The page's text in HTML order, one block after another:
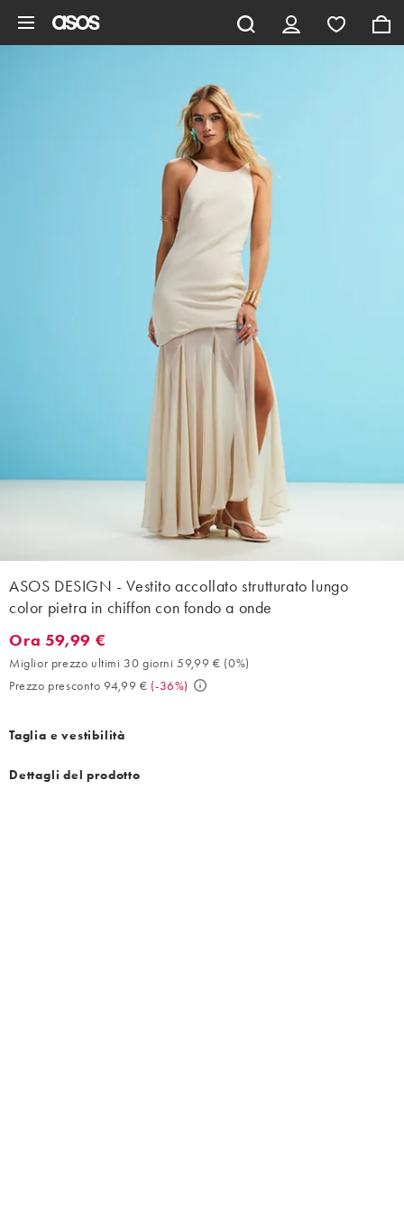
ASOS DESIGN - Vestito accollato strutturato lungo
color pietra in chiffon con fondo a onde
Ora 59,99 €. Miglior prezzo ultimi 30 giorni 59,99 € (0%).
Ora 59,99 €
Miglior prezzo ultimi 30 giorni 59,99 € (0%)
Prezzo presconto 94,99 € (-36%)
Taglia e vestibilità
Dettagli del prodotto